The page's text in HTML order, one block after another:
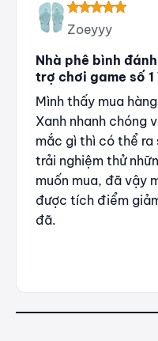
Zoeyyy
Nhà phê bình
trợ chơi game số 1
Mình thấy mua
Xanh nhanh chóng
mắc gì thì có thể ra
trải nghiệm thử
muốn mua, đã vậy
được tích điểm
đã.